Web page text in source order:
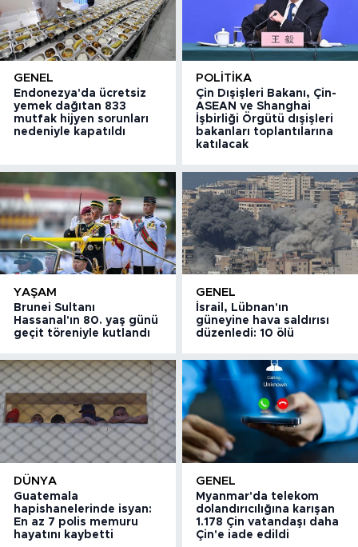
GENEL
Endonezya'da ücretsiz
yemek dağıtan 833
mutfak hijyen sorunları
nedeniyle kapatıldı
POLITIKA
Çin Dışişleri Bakanı, Çin-
ASEAN ve Shanghai
İşbirliği Örgütü dışişleri
bakanları toplantılarına
katılacak
YAŞAM
Brunei Sultanı
Hassanal'ın 80. yaş günü
geçit töreniyle kutlandı
GENEL
İsrail, Lübnan'ın
güneyine hava saldırısı
düzenledi: 10 ölü
DÜNYA
Guatemala
hapishanelerinde isyan:
En az 7 polis memuru
hayatını kaybetti
GENEL
Myanmar'da telekom
dolandırıcılığına karışan
1.178 Çin vatandaşı daha
Çin'e iade edildi